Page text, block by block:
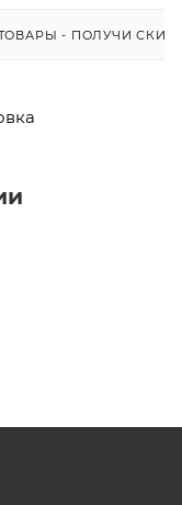
- ПОЛУЧИ